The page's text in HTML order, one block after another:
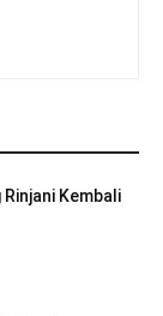
Kembali